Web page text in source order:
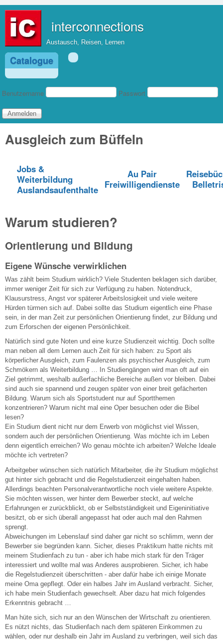
interconnections
Austausch, Reisen, Lernen
Catalogue
Benutzeranmeldung
Benutzername Passwort
Ausgleich zum Büffeln
Jobs &
Weiterbildung
Auslandsaufenthalte
Au Pair
Freiwilligendienste
Warum studieren?
Orientierung und Bildung
Eigene Wünsche verwirklichen
Was zählt beim Studium wirklich? Viele Studenten beklagen sich darüber,
immer weniger Zeit für sich zur Verfügung zu haben. Notendruck,
Klausurstress, Angst vor späterer Arbeitslosigkeit und viele weitere
Hürden türmen sich auf. Dabei sollte das Studium eigentlich eine Phase
sein, in der man Zeit zur persönlichen Orientierung findet, zur Bildung und
zum Erforschen der eigenen Persönlichkeit.
Natürlich sind gute Noten und eine kurze Studienzeit wichtig. Doch sollte
man neben all dem Lernen auch Zeit für sich haben: zu Sport als
körperlicher Ausgleich, zum Faulenzen als psychischer Ausgleich, zum
Schmökern als Weiterbildung … In Studiengängen wird man oft auf ein
Ziel getrimmt, weshalb außerfachliche Bereiche außen vor bleiben. Dabei
sind auch sie spannend und zeugen später von einer breit gefächerten
Bildung. Warum sich als Sportstudent nur auf Sportthemen
konzentrieren? Warum nicht mal eine Oper besuchen oder die Bibel
lesen?
Ein Studium dient nicht nur dem Erwerb von möglichst viel Wissen,
sondern auch der persönlichen Orientierung. Was möchte ich im Leben
denn eigentlich erreichen? Wo genau möchte ich arbeiten? Welche Ideale
möchte ich vertreten?
Arbeitgeber wünschen sich natürlich Mitarbeiter, die ihr Studium möglichst
gut hinter sich gebracht und die Regelstudienzeit eingehalten haben.
Allerdings beachten Personalverantwortliche noch viele weitere Aspekte.
Sie möchten wissen, wer hinter dem Bewerber steckt, auf welche
Erfahrungen er zurückblickt, ob er Selbstständigkeit und Eigeninitiative
besitzt, ob er sich überall angepasst hat oder auch mal den Rahmen
sprengt.
Abweichungen im Lebenslauf sind daher gar nicht so schlimm, wenn der
Bewerber sie begründen kann. Sicher, dieses Praktikum hatte nichts mit
meinem Studienfach zu tun - aber ich habe mich stark für den Träger
interessiert und wollte mal was Anderes ausprobieren. Sicher, ich habe
die Regelstudienzeit überschritten - aber dafür habe ich einige Monate
meine Oma gepflegt. Oder ein halbes Jahr im Ausland verbracht. Sicher,
ich habe mein Studienfach gewechselt. Aber dazu hat mich folgendes
Erkenntnis gebracht …
Man hüte sich, sich nur an den Wünschen der Wirtschaft zu orientieren.
Es nützt nichts, das Studienfach nach dem späteren Einkommen zu
wählen, oder nur deshalb ein Jahr im Ausland zu verbringen, weil sich das